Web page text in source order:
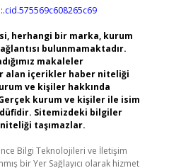
herhangi bir marka, kurum
bulunmamaktadır.
makaleler
alan içerikler haber niteliği
ve kişiler hakkında
kurum ve kişiler ile isim
Sitemizdeki bilgiler
taşımazlar.
Bilgi Teknolojileri ve İletişim
bir Yer Sağlayıcı olarak hizmet